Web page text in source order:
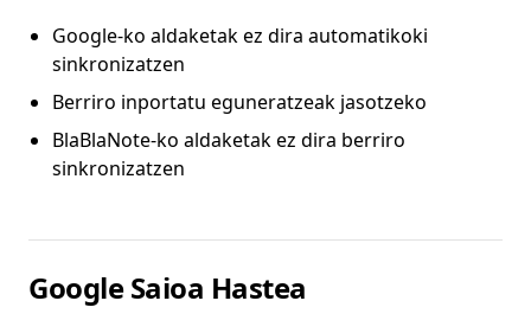
Google-ko aldaketak ez dira automatikoki
sinkronizatzen
Berriro inportatu eguneratzeak jasotzeko
BlaBlaNote-ko aldaketak ez dira berriro
sinkronizatzen
Google Saioa Hastea